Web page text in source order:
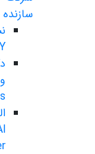
سازنده